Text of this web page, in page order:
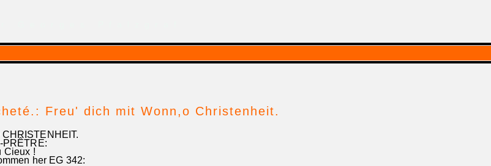
Freu' dich mit Wonn,o Christenheit.
PRÊTRE:
Cieux !
her EG 342: